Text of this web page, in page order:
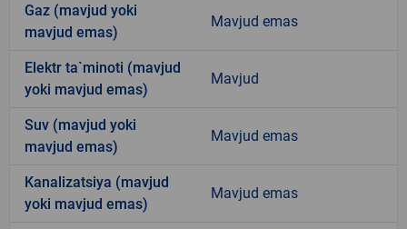
Gaz (mavjud yoki
mavjud emas)
Mavjud emas
Elektr ta`minoti (mavjud
yoki mavjud emas)
Mavjud
Suv (mavjud yoki
mavjud emas)
Mavjud emas
Kanalizatsiya (mavjud
yoki mavjud emas)
Mavjud emas